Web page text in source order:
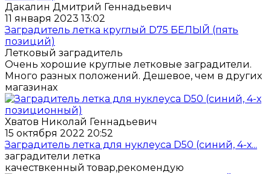
Дакалин Дмитрий Геннадьевич
11 января 2023 13:02
Заградитель летка круглый D75 БЕЛЫЙ (пять
позиций)
Летковый заградитель
Очень хорошие круглые летковые заградители.
Много разных положений. Дешевое, чем в других
магазинах
Хватов Николай Геннадьевич
15 октября 2022 20:52
Заградитель летка для нуклеуса D50 (синий, 4-х...
заградители летка
качествкенный товар,рекомендую